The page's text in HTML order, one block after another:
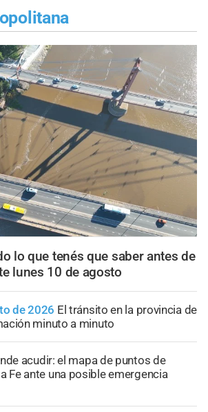
lo que tenés que saber antes de
lunes 10 de agosto
de 2026 El tránsito en la provincia de
minuto a minuto
acudir: el mapa de puntos de
Fe ante una posible emergencia